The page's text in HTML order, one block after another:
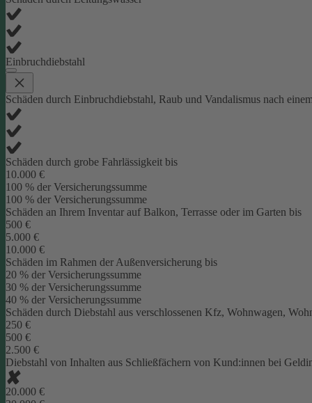
Einbruchdiebstahl
Schäden durch Einbruchdiebstahl, Raub und Vandalismus nach
Schäden durch grobe Fahrlässigkeit bis
10.000 €
100 % der Versicherungssumme
100 % der Versicherungssumme
Schäden an Ihrem Inventar auf Balkon, Terrasse oder im Garten bis
500 €
5.000 €
10.000 €
Schäden im Rahmen der Außenversicherung bis
20 % der Versicherungssumme
30 % der Versicherungssumme
40 % der Versicherungssumme
Schäden durch Diebstahl aus verschlossenen Kfz, Wohnwagen,
250 €
500 €
2.500 €
Diebstahl von Inhalten aus Schließfächern von Kund:innen bei
20.000 €